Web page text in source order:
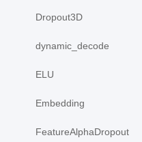
Dropout3D
dynamic_decode
ELU
Embedding
FeatureAlphaDropout